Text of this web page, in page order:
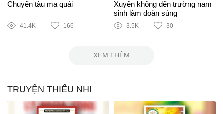
Chuyến tàu ma quái
41.4K 166
Xuyên không đến trường nam
sinh làm đoàn sủng
3.5K 30
XEM THÊM
TRUYỆN THIẾU NHI